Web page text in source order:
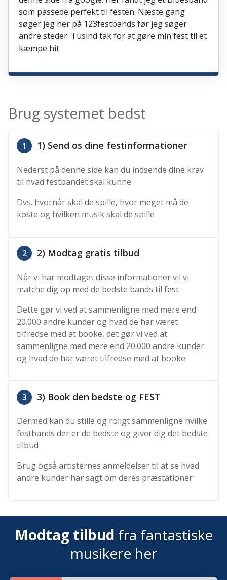
som passede perfekt til festen. Næste gang
søger jeg her på 123festbands før jeg søger
andre steder. Tusind tak for at gøre min fest til et
kæmpe hit
Brug systemet bedst
1 1) Send os dine festinformationer
Nederst på denne side kan du indsende dine krav
til hvad festbandet skal kunne
Dvs. hvornår skal de spille, hvor meget må de
koste og hvilken musik skal de spille
2 2) Modtag gratis tilbud
Når vi har modtaget disse informationer vil vi
matche dig op med de bedste bands til fest
Dette gør vi ved at sammenligne med mere end
20.000 andre kunder og hvad de har været
tilfredse med at booke, det gør vi ved at
sammenligne med mere end 20.000 andre kunder
og hvad de har været tilfredse med at booke
3 3) Book den bedste og FEST
Dermed kan du stille og roligt sammenligne hvilke
festbands der er de bedste og giver dig det bedste
tilbud
Brug også artisternes anmeldelser til at se hvad
andre kunder har sagt om deres præstationer
Modtag tilbud fra fantastiske
musikere her